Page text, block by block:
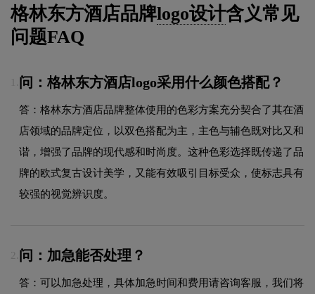
格林东方酒店品牌logo设计含义常见
问题FAQ
问：格林东方酒店logo采用什么颜色搭配？
答：格林东方酒店品牌整体使用的色彩方案充分契合了其在酒
店领域的品牌定位，以双色搭配为主，主色与辅色既对比又和
谐，增强了品牌的现代感和时尚度。这种色彩选择既传递了品
牌的欧式复古设计美学，又能有效吸引目标受众，使标志具有
较强的视觉辨识度。
2. 问：加急能否处理？
答：可以加急处理，具体加急时间和费用请咨询客服，我们将